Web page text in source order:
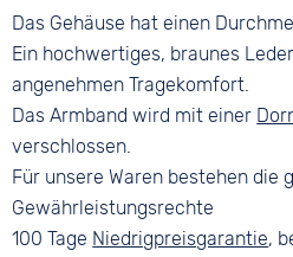
Das Gehäuse hat einen
Ein hochwertiges, braunes
angenehmen Tragekomfort.
Das Armband wird mit einer
verschlossen.
Für unsere Waren bestehen die
Gewährleistungsrechte
100 Tage Niedrigpreisgarantie,